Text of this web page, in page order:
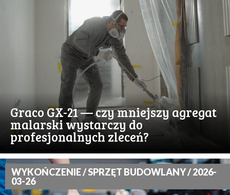
Graco GX-21 — czy mniejszy agregat
malarski wystarczy do
profesjonalnych zleceń?
WYKOŃCZENIE / SPRZĘT BUDOWLANY / 2026-
03-26